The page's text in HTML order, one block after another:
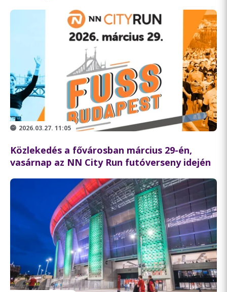
2026.03.27. 11:05
Közlekedés a fővárosban március 29-én,
vasárnap az NN City Run futóverseny idején